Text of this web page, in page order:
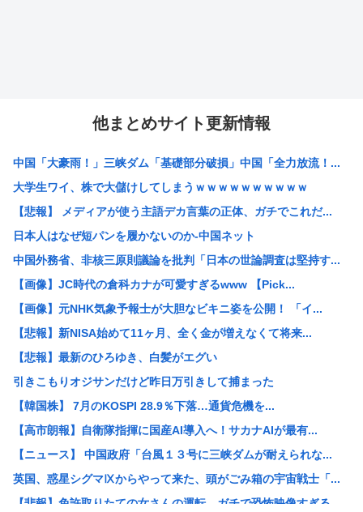
他まとめサイト更新情報
中国「大豪雨！」三峡ダム「基礎部分破損」中国「全力放流！...
大学生ワイ、株で大儲けしてしまうｗｗｗｗｗｗｗｗｗｗ
【悲報】 メディアが使う主語デカ言葉の正体、ガチでこれだ...
日本人はなぜ短パンを履かないのか-中国ネット
中国外務省、非核三原則議論を批判「日本の世論調査は堅持す...
【画像】JC時代の倉科カナが可愛すぎるwww 【Pick...
【画像】元NHK気象予報士が大胆なビキニ姿を公開！ 「イ...
【悲報】新NISA始めて11ヶ月、全く金が増えなくて将来...
【悲報】最新のひろゆき、白髪がエグい
引きこもりオジサンだけど昨日万引きして捕まった
【韓国株】 7月のKOSPI 28.9％下落…通貨危機を...
【高市朗報】自衛隊指揮に国産AI導入へ！サカナAIが最有...
【ニュース】 中国政府「台風１３号に三峡ダムが耐えられな...
英国、惑星シグマⅨからやって来た、頭がごみ箱の宇宙戦士「...
【悲報】免許取りたての女さんの運転、ガチで恐怖映像すぎる...